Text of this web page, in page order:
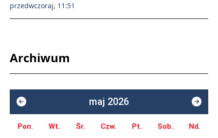
przedwczoraj, 11:51
Archiwum
maj 2026
Pon. Wt. Śr. Czw. Pt. Sob. Nd.